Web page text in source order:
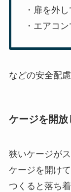
・扉を外
・エアコ
などの安全配
ケージを開放
狭いケージが
ケージを開け
つくると落ち